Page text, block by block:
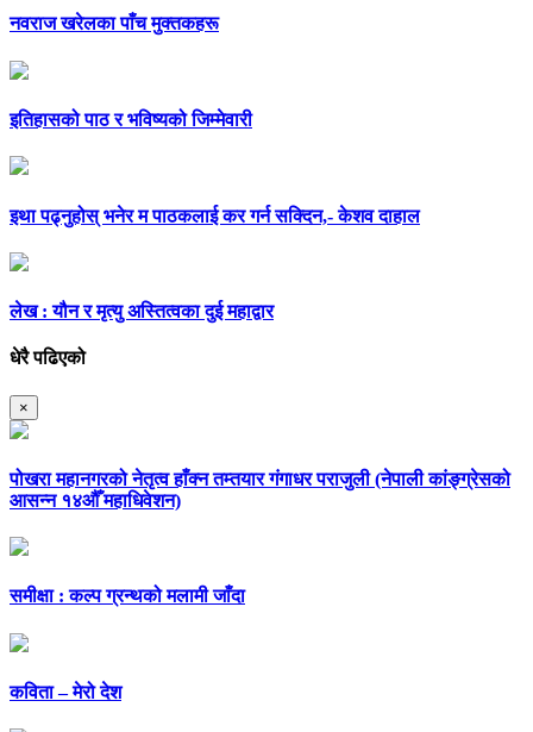
नवराज खरेलका पाँच मुक्तकहरू
इतिहासको पाठ र भविष्यको जिम्मेवारी
इथा पढ्नुहोस् भनेर म पाठकलाई कर गर्न सक्दिन,- केशव दाहाल
लेख : यौन र मृत्यु अस्तित्वका दुई महाद्वार
धेरै पढिएको
×
पोखरा महानगरको नेतृत्व हाँक्न तम्तयार गंगाधर पराजुली (नेपाली कांङ्ग्रेसको
आसन्न १४औँ महाधिवेशन)
समीक्षा : कल्प ग्रन्थको मलामी जाँदा
कविता – मेरो देश